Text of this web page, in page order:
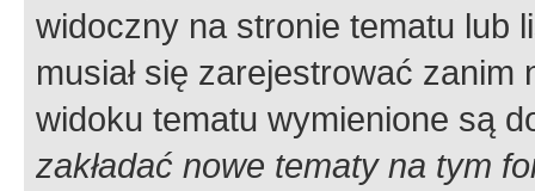
widoczny na stronie tematu lub
musiał się zarejestrować
widoku tematu wymienione są
zakładać nowe tematy na tym